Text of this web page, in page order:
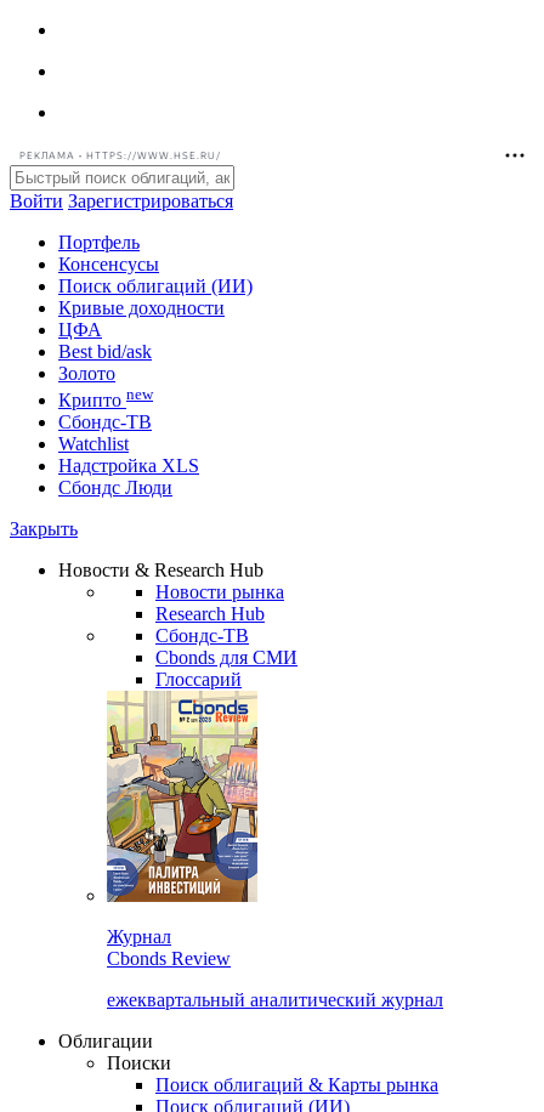
РЕКЛАМА • HTTPS://WWW.HSE.RU/
Войти Зарегистрироваться
Портфель
Консенсусы
Поиск облигаций (ИИ)
Кривые доходности
ЦФА
Best bid/ask
Золото
Крипто new
Watchlist
Сбондс Люди
Новости & Research Hub
Новости рынка
Research Hub
Сбондс-ТВ
Cbonds для СМИ
Глоссарий
Cbonds Review
ежеквартальный аналитический журнал